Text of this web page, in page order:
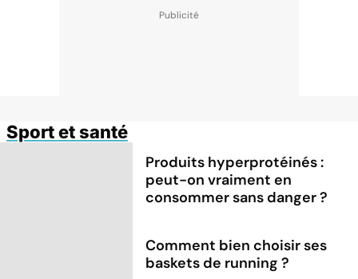
Sport et santé
Produits hyperprotéinés :
peut-on vraiment en
consommer sans danger ?
Comment bien choisir ses
baskets de running ?